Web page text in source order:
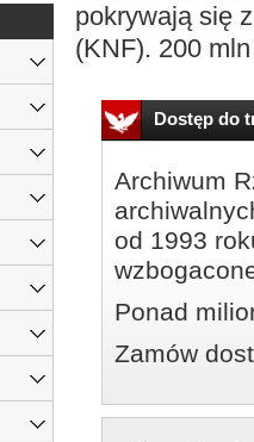
pokrywają się
(KNF). 200
Dostęp do
Archiwum
od 1993
Ponad
Zamów